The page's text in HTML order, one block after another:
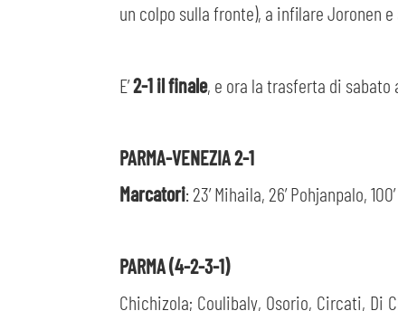
un colpo sulla fronte), a infilare Joronen
E’2-1 il finale, e ora la trasferta di sabato
PARMA-VENEZIA 2-1
Marcatori: 23’ Mihaila, 26’ Pohjanpalo,
PARMA (4-2-3-1)
Chichizola; Coulibaly, Osorio, Circati, Di